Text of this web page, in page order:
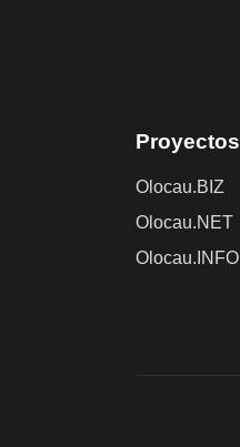
Proyectos
Olocau.BIZ
Olocau.NET
Olocau.INFO